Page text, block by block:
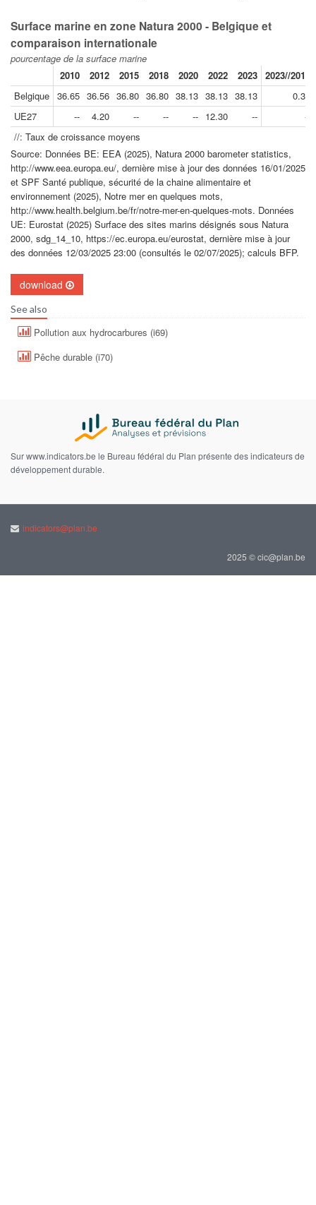
Surface marine en zone Natura 2000 - Belgique et
comparaison internationale
pourcentage de la surface marine
2010
2012 2015 2018 2020 2022 2023 2023//2010
Belgique 36.65 36.56 36.80 36.80 38.13 38.13 38.13
0.30
UE27
-- 4.20 -- -- -- 12.30 --
--
//: Taux de croissance moyens
Source: Données BE: EEA (2025), Natura 2000 barometer statistics,
http://www.eea.europa.eu/, dernière mise à jour des données 16/01/2025
et SPF Santé publique, sécurité de la chaine alimentaire et
environnement (2025), Notre mer en quelques mots,
http://www.health.belgium.be/fr/notre-mer-en-quelques-mots. Données
UE: Eurostat (2025) Surface des sites marins désignés sous Natura
2000, sdg_14_10, https://ec.europa.eu/eurostat, dernière mise à jour
des données 12/03/2025 23:00 (consultés le 02/07/2025); calculs BFP.
download
See also
Pollution aux hydrocarbures (i69)
Pêche durable (i70)
Sur www.indicators.be le Bureau fédéral du Plan présente des indicateurs de
développement durable.
indicators@plan.be
2025 © cic@plan.be